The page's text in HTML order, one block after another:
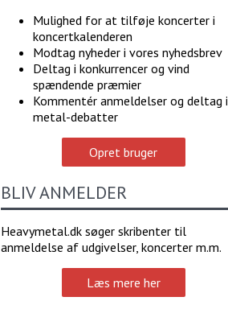
Mulighed for at tilføje koncerter i
koncertkalenderen
Modtag nyheder i vores nyhedsbrev
Deltag i konkurrencer og vind
spændende præmier
Kommentér anmeldelser og deltag i
metal-debatter
Opret bruger
BLIV ANMELDER
Heavymetal.dk søger skribenter til
anmeldelse af udgivelser, koncerter m.m.
Læs mere her